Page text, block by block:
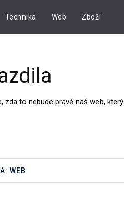
Technika Web Zboží
to nebude právě náš web,
WEB